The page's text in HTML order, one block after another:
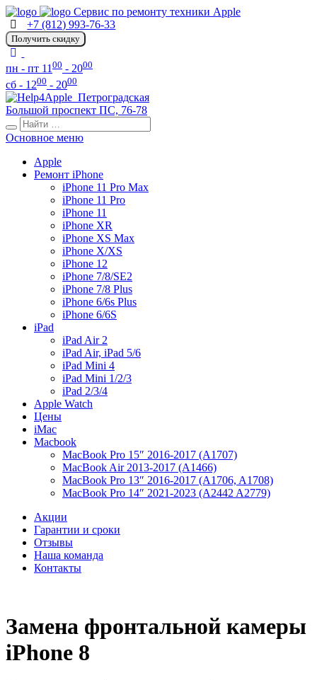
Сервис по ремонту техники Apple
+7 (812) 993-76-33
Получить скидку
пн - пт 11 00 - 2000
сб - 1200 - 2000
Петроградская
Большой проспект ПС, 76-78
Основное меню
Apple
Ремонт iPhone
iPhone 11 Pro Max
iPhone 11 Pro
iPhone 11
iPhone XR
iPhone XS Max
iPhone X/XS
iPhone 12
iPhone 7/8/SE2
iPhone 7/8 Plus
iPhone 6/6s Plus
iPhone 6/6S
iPad
iPad Air 2
iPad Air, iPad 5/6
iPad Mini 4
iPad Mini 1/2/3
iPad 2/3/4
Apple Watch
Цены
iMac
Macbook
MacBook Pro 15″ 2016-2017 (A1707)
MacBook Air 2013-2017 (A1466)
MacBook Pro 13″ 2016-2017 (A1706, A1708)
MacBook Pro 14″ 2021-2023 (A2442 A2779)
Акции
Гарантии и сроки
Отзывы
Наша команда
Контакты
Замена фронтальной камеры
iPhone 8